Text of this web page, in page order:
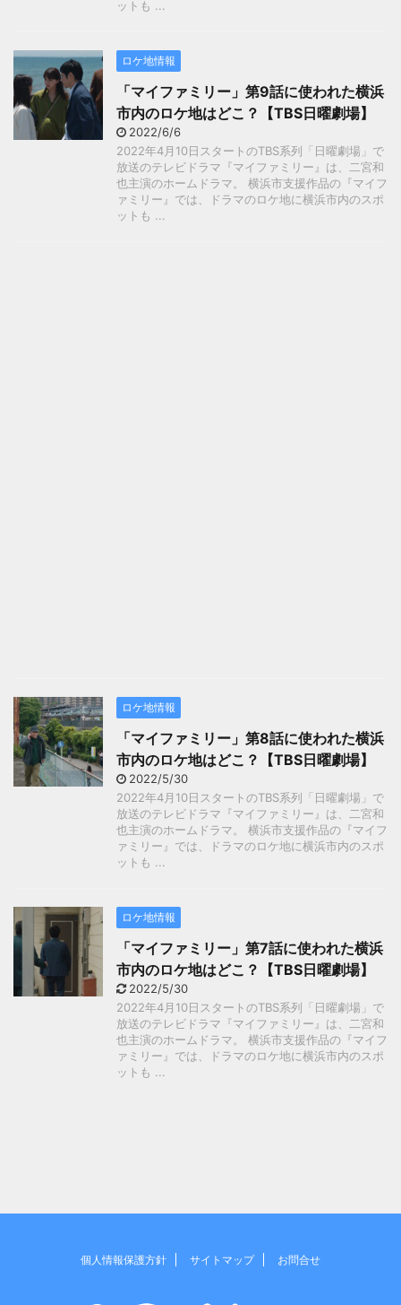
ットも ...
ロケ地情報
「マイファミリー」第9話に使われた横浜
市内のロケ地はどこ？【TBS日曜劇場】
2022/6/6
2022年4月10日スタートのTBS系列「日曜劇場」で
放送のテレビドラマ『マイファミリー』は、二宮和
也主演のホームドラマ。 横浜市支援作品の『マイフ
ァミリー』では、ドラマのロケ地に横浜市内のスポ
ットも ...
ロケ地情報
「マイファミリー」第8話に使われた横浜
市内のロケ地はどこ？【TBS日曜劇場】
2022/5/30
2022年4月10日スタートのTBS系列「日曜劇場」で
放送のテレビドラマ『マイファミリー』は、二宮和
也主演のホームドラマ。 横浜市支援作品の『マイフ
ァミリー』では、ドラマのロケ地に横浜市内のスポ
ットも ...
ロケ地情報
「マイファミリー」第7話に使われた横浜
市内のロケ地はどこ？【TBS日曜劇場】
2022/5/30
2022年4月10日スタートのTBS系列「日曜劇場」で
放送のテレビドラマ『マイファミリー』は、二宮和
也主演のホームドラマ。 横浜市支援作品の『マイフ
ァミリー』では、ドラマのロケ地に横浜市内のスポ
ットも ...
個人情報保護方針 サイトマップ お問合せ